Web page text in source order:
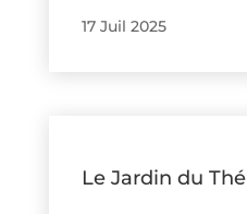
17 Juil 2025
Le Jardin du Thé